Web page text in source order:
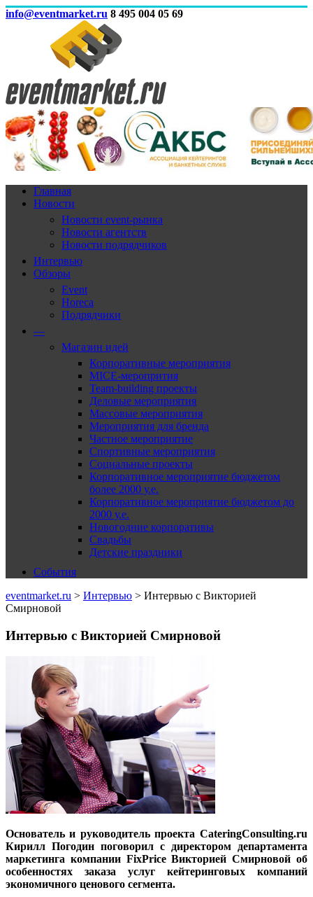
info@eventmarket.ru 8 495 004 05 69
Главная
Новости
Новости event-рынка
Новости агентств
Новости подрядчиков
Интервью
Обзоры
Event
Horeca
Подрядчики
—
Магазин идей
Корпоративные мероприятия
MICE-меропрития
Team-building проекты
Деловые мероприятия
Массовые мероприятия
Мероприятия для бренда
Частное мероприятие
Спортивные мероприятия
Социальные проекты
Корпоративное мероприятие бюджетом
более 2000 у.е.
Корпоративное мероприятие бюджетом до
2000 у.е.
Новогодние корпоративы
Свадьбы
Детские праздники
События
eventmarket.ru > Интервью > Интервью с Викторией
Смирновой
Интервью с Викторией Смирновой
Основатель и руководитель проекта CateringConsulting.ru
Кирилл Погодин поговорил с директором департамента
маркетинга компании FixPrice Викторией Смирновой об
особенностях заказа услуг кейтеринговых компаний
экономичного ценового сегмента.